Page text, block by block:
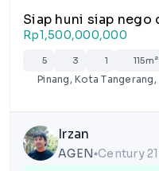
Siap huni siap nego
Rp1,500,000,000
5 3 1 115m²
Pinang, Kota Tangerang,
Irzan
AGEN lensCentury 21